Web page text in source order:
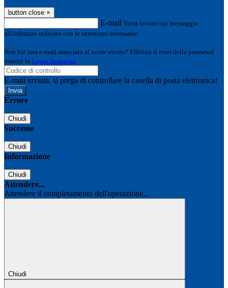
button close ×
E-mail Verrà inviato un messaggio
all'indirizzo indicato con le istruzioni necessarie.
Non hai una e-mail associata al nome utente? Effettua il reset della password
tramite la Login Spaggiari
E-mail inviata, si prega di controllare la casella di posta elettronica!
Errore
Chiudi
Successo
Chiudi
Informazione
Chiudi
Attendere...
Attendere il completamento dell'operazione...
Chiudi